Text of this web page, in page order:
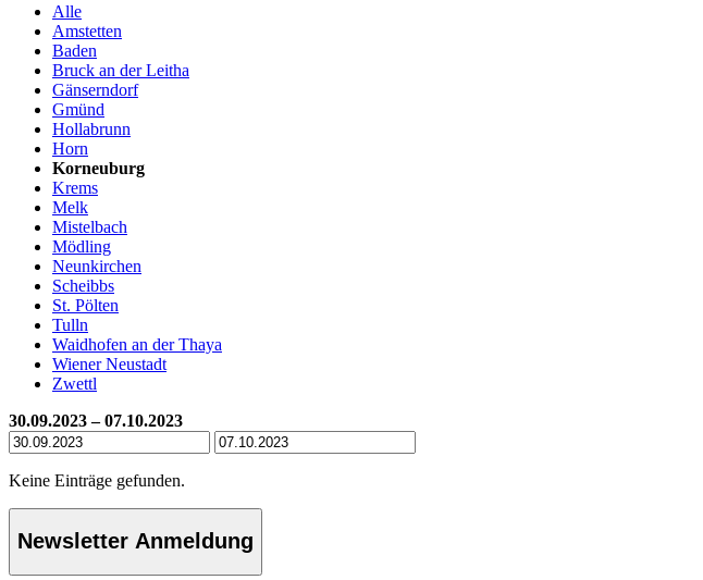
Alle
Amstetten
Baden
Bruck an der Leitha
Gänserndorf
Gmünd
Hollabrunn
Horn
Korneuburg
Krems
Melk
Mistelbach
Mödling
Neunkirchen
Scheibbs
St. Pölten
Tulln
Waidhofen an der Thaya
Wiener Neustadt
Zwettl
30.09.2023 – 07.10.2023
Keine Einträge gefunden.
Newsletter Anmeldung